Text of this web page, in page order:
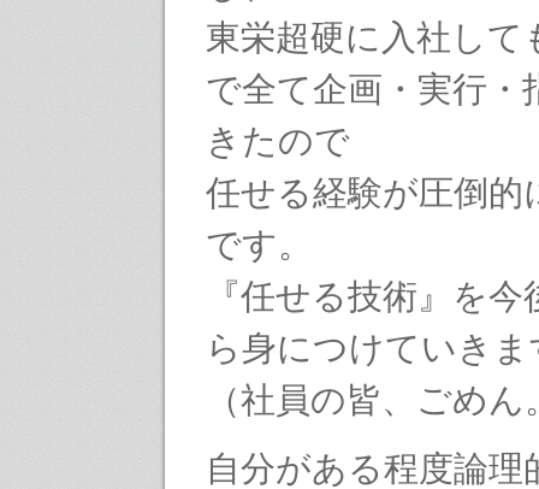
東栄超硬に入社して
で全て企画・実行・
きたので
任せる経験が圧倒的
です。
『任せる技術』を
ら身につけていきま
（社員の皆、ごめん
自分がある程度論理